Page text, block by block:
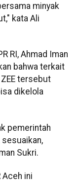
minyak
kata Ali
RI, Ahmad Iman
bahwa terkait
tersebut
dikelola
pemerintah
Sukri.
Aceh ini